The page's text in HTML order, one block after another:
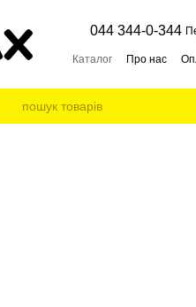
044 344-0-344
Каталог Про нас